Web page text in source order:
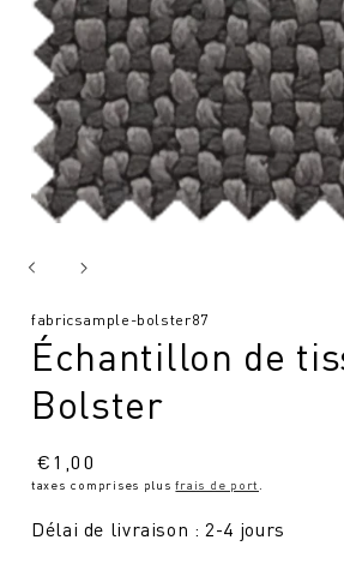
SKU
fabricsample-bolster87
Échantillon de
Bolster
Prix
normal
€1,00
taxes comprises plusfrais de port
Délai de livraison : 2-4 jours